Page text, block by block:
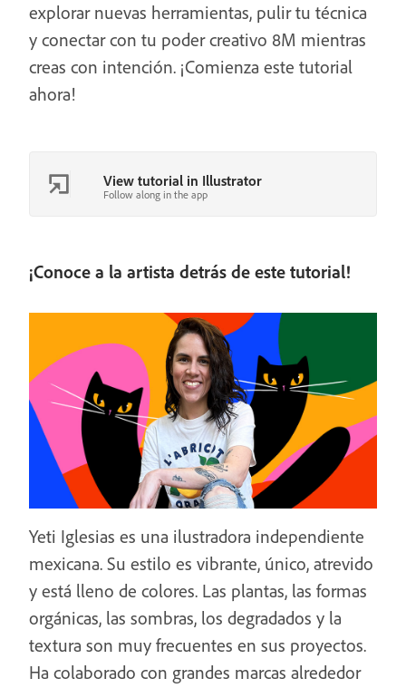
explorar nuevas herramientas, pulir tu técnica
y conectar con tu poder creativo 8M mientras
creas con intención. ¡Comienza este tutorial
ahora!
View tutorial in Illustrator
Follow along in the app
¡Conoce a la artista detrás de este tutorial!
Yeti Iglesias es una ilustradora independiente
mexicana. Su estilo es vibrante, único, atrevido
y está lleno de colores. Las plantas, las formas
orgánicas, las sombras, los degradados y la
textura son muy frecuentes en sus proyectos.
Ha colaborado con grandes marcas alrededor